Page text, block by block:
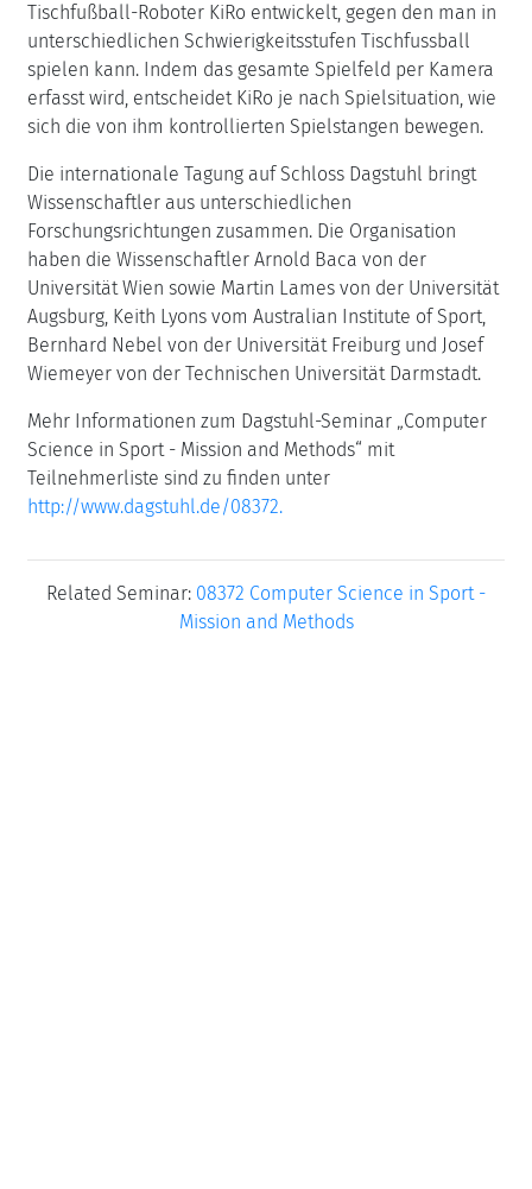
Tischfußball-Roboter KiRo entwickelt, gegen den man in
unterschiedlichen Schwierigkeitsstufen Tischfussball
spielen kann. Indem das gesamte Spielfeld per Kamera
erfasst wird, entscheidet KiRo je nach Spielsituation, wie
sich die von ihm kontrollierten Spielstangen bewegen.
Die internationale Tagung auf Schloss Dagstuhl bringt
Wissenschaftler aus unterschiedlichen
Forschungsrichtungen zusammen. Die Organisation
haben die Wissenschaftler Arnold Baca von der
Universität Wien sowie Martin Lames von der Universität
Augsburg, Keith Lyons vom Australian Institute of Sport,
Bernhard Nebel von der Universität Freiburg und Josef
Wiemeyer von der Technischen Universität Darmstadt.
Mehr Informationen zum Dagstuhl-Seminar „Computer
Science in Sport - Mission and Methods“ mit
Teilnehmerliste sind zu finden unter
http://www.dagstuhl.de/08372.
Related Seminar: 08372 Computer Science in Sport -
Mission and Methods